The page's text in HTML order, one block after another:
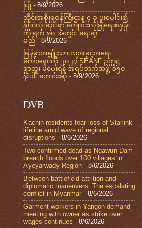
ပြု - 8/9/2026
ထိုင်းအစိုးရဝန်ကြီးဌာန ၄ ခု ပူးပေါင်း၍
နိုင်ငံလုံးဆိုင်ရာ ကျောင်းလုံခြုံရေးစံနှုန်း
ကို ရက် ၉၀ အတွင်း ရေးဆွဲ
မည်- 8/9/2026
မြန်မာအမျိုးသားလူ့အခွင့်အရေး
ကော်မရှင်ကို ၂၀၂၇ SEANF ဥက္ကဋ္ဌ
ရာထူး မပေးရန် အရပ်ဘက်အဖွဲ့ ၁၅၀
နီးပါး တောင်းဆို - 8/9/2026
DVB
Kachin residents fear loss of Starlink
lifeline amid wave of regional
disruptions - 8/6/2026
Two confirmed dead as Ngawun Dam
breach floods over 100 villages in
Ayeyarwady Region - 8/6/2026
Between battlefield attrition and
diplomatic maneuvers: The escalating
conflict in Myanmar - 8/6/2026
Garment workers in Yangon demand
meeting with owner as strike over
wages continues - 8/6/2026